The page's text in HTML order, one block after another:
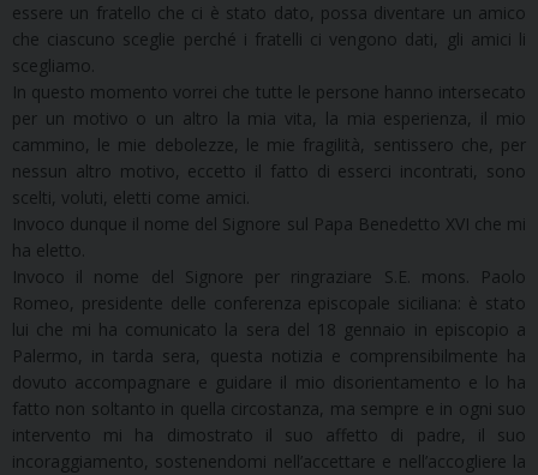
essere un fratello che ci è stato dato, possa diventare un amico
che ciascuno sceglie perché i fratelli ci vengono dati, gli amici li
scegliamo.
In questo momento vorrei che tutte le persone hanno intersecato
per un motivo o un altro la mia vita, la mia esperienza, il mio
cammino, le mie debolezze, le mie fragilità, sentissero che, per
nessun altro motivo, eccetto il fatto di esserci incontrati, sono
scelti, voluti, eletti come amici.
Invoco dunque il nome del Signore sul Papa Benedetto XVI che mi
ha eletto.
Invoco il nome del Signore per ringraziare S.E. mons. Paolo
Romeo, presidente delle conferenza episcopale siciliana: è stato
lui che mi ha comunicato la sera del 18 gennaio in episcopio a
Palermo, in tarda sera, questa notizia e comprensibilmente ha
dovuto accompagnare e guidare il mio disorientamento e lo ha
fatto non soltanto in quella circostanza, ma sempre e in ogni suo
intervento mi ha dimostrato il suo affetto di padre, il suo
incoraggiamento, sostenendomi nell’accettare e nell’accogliere la